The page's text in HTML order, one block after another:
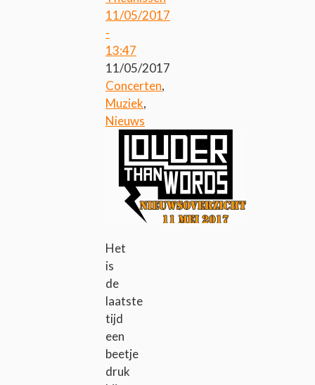
11/05/2017
-
13:47
11/05/2017
Concerten,
Muziek,
Nieuws
Het
is
de
laatste
tijd
een
beetje
druk